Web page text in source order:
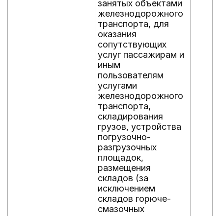
занятых объектами
железнодорожного
транспорта, для
оказания
сопутствующих
услуг пассажирам и
иным
пользователям
услугами
железнодорожного
транспорта,
складирования
грузов, устройства
погрузочно-
разгрузочных
площадок,
размещения
складов (за
исключением
складов горюче-
смазочных